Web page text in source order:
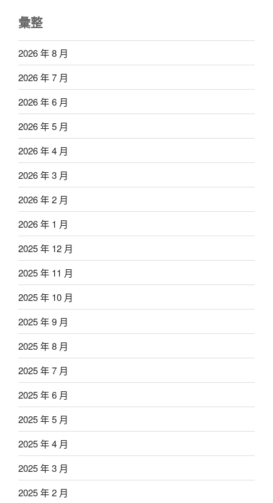
彙整
2026 年 8 月
2026 年 7 月
2026 年 6 月
2026 年 5 月
2026 年 4 月
2026 年 3 月
2026 年 2 月
2026 年 1 月
2025 年 12 月
2025 年 11 月
2025 年 10 月
2025 年 9 月
2025 年 8 月
2025 年 7 月
2025 年 6 月
2025 年 5 月
2025 年 4 月
2025 年 3 月
2025 年 2 月